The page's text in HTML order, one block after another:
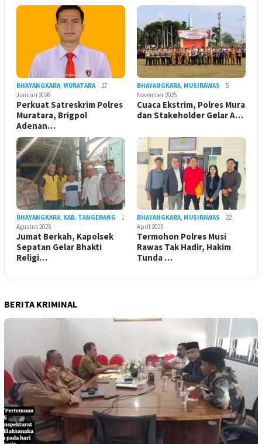
BHAYANGKARA MURATARA
27
Januari 2026
Perkuat Satreskrim Polres
Muratara, Brigpol
Adenan…
BHAYANGKARA MUSIRAWAS
5
November 2025
Cuaca Ekstrim, Polres Mura
dan Stakeholder Gelar A…
BHAYANGKARA KAB. TANGERANG
1
Agustus 2025
Jumat Berkah, Kapolsek
Sepatan Gelar Bhakti
Religi…
BHAYANGKARA MUSIRAWAS
22
April 2025
Termohon Polres Musi
Rawas Tak Hadir, Hakim
Tunda …
BERITA KRIMINAL